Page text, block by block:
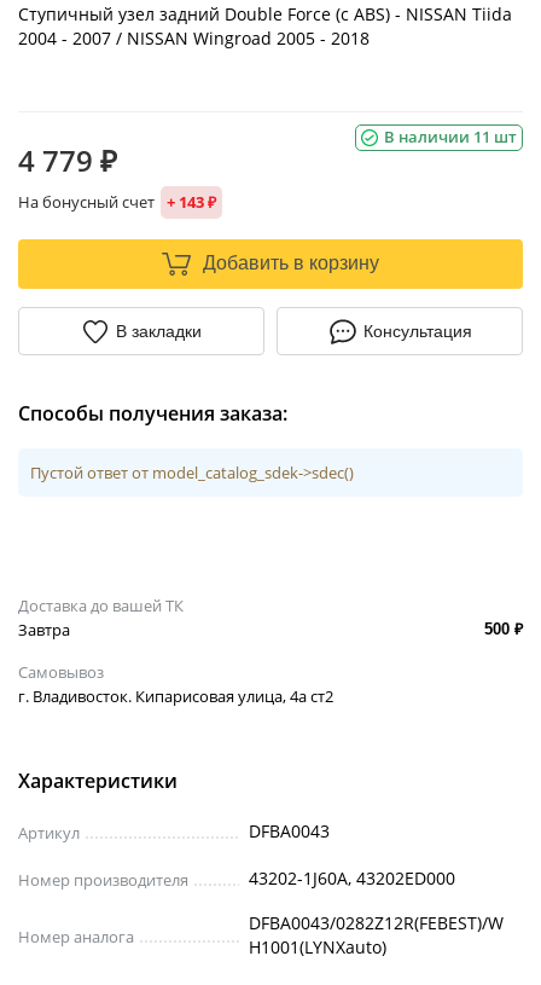
Ступичный узел задний Double Force (с ABS) - NISSAN Tiida
2004 - 2007 / NISSAN Wingroad 2005 - 2018
В наличии 11 шт
4 779 ₽
На бонусный счет + 143 ₽
Добавить в корзину
В закладки Консультация
Способы получения заказа:
Пустой ответ от model_catalog_sdek->sdec()
Доставка до вашей ТК
Завтра
500 ₽
Самовывоз
г. Владивосток. Кипарисовая улица, 4а ст2
Характеристики
Артикул DFBA0043
Номер производителя 43202-1J60A, 43202ED000
Номер аналога
DFBA0043/0282Z12R(FEBEST)/W
H1001(LYNXauto)